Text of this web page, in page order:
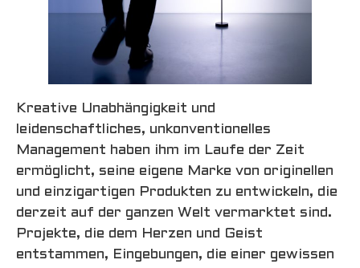
Kreative Unabhängigkeit und
leidenschaftliches, unkonventionelles
Management haben ihm im Laufe der Zeit
ermöglicht, seine eigene Marke von originellen
und einzigartigen Produkten zu entwickeln, die
derzeit auf der ganzen Welt vermarktet sind.
Projekte, die dem Herzen und Geist
entstammen, Eingebungen, die einer gewissen